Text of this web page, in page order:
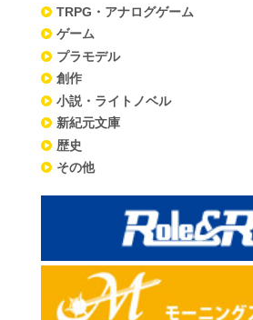
TRPG・アナログゲーム
ゲーム
プラモデル
創作
小説・ライトノベル
新紀元文庫
歴史
その他